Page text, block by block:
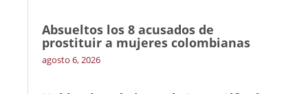
Absueltos los 8 acusados de
prostituir a mujeres colombianas
agosto 6, 2026